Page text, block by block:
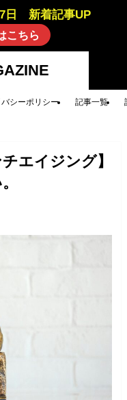
日 新着記事UP
こちら
バシーポリシー 記事一覧
エイジング】